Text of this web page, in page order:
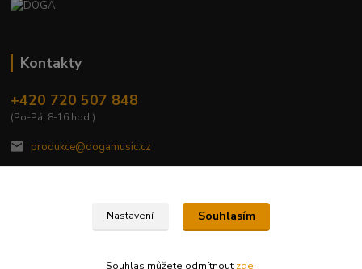
Kontakty
+420 720 507 848
(Po-Pá, 8-16 hod.)
produkce@dogamusic.cz
2022 © DOGA MUSIC, s.r.o.
Nastavení Souhlasím
Souhlas můžete odmítnout zde.